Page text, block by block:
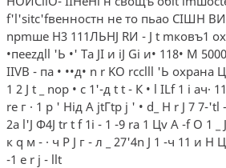
f'l'sitc'fвeннocтн не то пьао СIШН
npmшe Н3 111ЛЬНJ RИ - J t mковъ1
•пeezдll 'Ь •' Та JI и iJ Gi и• 118• М
IIVВ - па • ••д• n r KO rcclll 'Ь охрана Ц
1 2 J t _ nop • с 1'-д t t - К • l ILf 1 i ач·
re г · 1 р ' Нiд А jtГtp j ' • d_ H r J 7 7-'tl
2a l'J Ф4J tr t f 1i - 1 -9 ra 1 Цv A -f О 1 _
к q м - · ч Р J г - л _ 27'4n J 1 -ч 11 и Н
-1 е r j - llt